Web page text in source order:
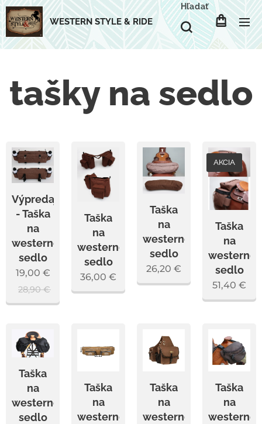
WESTERN STYLE & RIDE
Hľadať
tašky na sedlo
Výpredaj
- Taška
na
westernové
sedlo
19,00 €
28,90€
Taška
na
westernové
sedlo
36,00 €
Taška
na
westernové
sedlo
26,20 €
Taška
na
sedlo
AKCIA
51,40 €
Taška
na
westernové
sedlo
Taška
na
westernové
Taška
na
westernové
Taška
na